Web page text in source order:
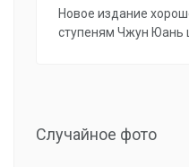
Новое издание
ступеням Чжун Юань
Случайное фото